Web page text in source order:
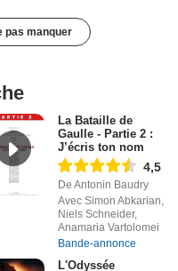
pas manquer
La Bataille de
Gaulle - Partie 2 :
J’écris ton nom
4,5
De Antonin Baudry
Avec Simon Abkarian,
Niels Schneider,
Anamaria Vartolomei
Bande-annonce
L'Odyssée